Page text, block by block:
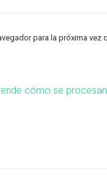
para la próxima vez
cómo se